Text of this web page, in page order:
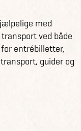
med
ved både
entrébilletter,
guider og